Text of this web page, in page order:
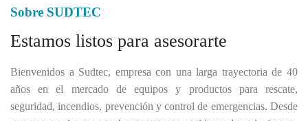
Sobre SUDTEC
Estamos listos para asesorarte
Bienvenidos a Sudtec, empresa con una larga trayectoria de 40
años en el mercado de equipos y productos para rescate,
seguridad, incendios, prevención y control de emergencias. Desde